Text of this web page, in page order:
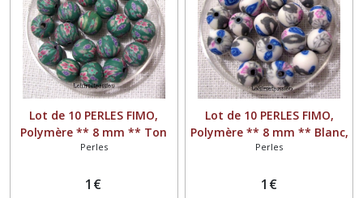
Lot de 10 PERLES FIMO,
Polymère ** 8 mm ** Ton
vert grisé - PF06
Perles
1 €
Lot de 10 PERLES FIMO,
Polymère ** 8 mm ** Blanc,
Bleu, Gris, Rose - PF05
Perles
1 €